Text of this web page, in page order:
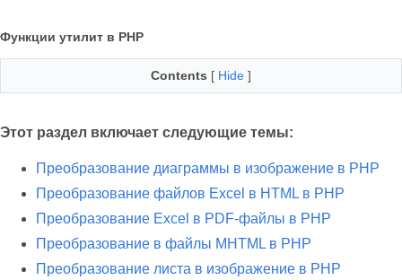
Функции утилит в PHP
Contents [ Hide ]
Этот раздел включает следующие темы:
Преобразование диаграммы в изображение в PHP
Преобразование файлов Excel в HTML в PHP
Преобразование Excel в PDF-файлы в PHP
Преобразование в файлы MHTML в PHP
Преобразование листа в изображение в PHP